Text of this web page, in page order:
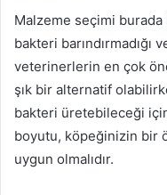
Malzeme seçimi
bakteri
veterinerlerin en çok
şık bir alternatif
bakteri üretebileceği
boyutu, köpeğinizin bir
uygun olmalıdır.